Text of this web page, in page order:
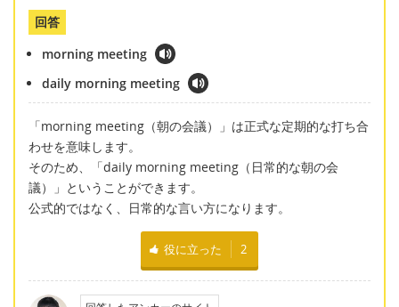
回答
morning meeting
daily morning meeting
「morning meeting（朝の会議）」は正式な定期的な打ち合
わせを意味します。
そのため、「daily morning meeting（日常的な朝の会
議）」ということができます。
公式的ではなく、日常的な言い方になります。
役に立った 2